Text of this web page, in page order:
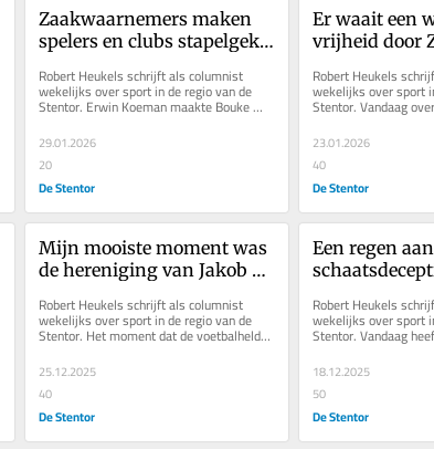
Zaakwaarnemers maken
spelers en clubs stapelgek
honger naar macht en geld
Robert Heukels schrijft als columnist
wekelijks over sport in de regio van de
Stentor. Erwin Koeman maakte Bouke
29.01.2026
20
De Stentor
Er waait een
vrijheid door
Vegt
Robert Heukels
wekelijks over sport
Stentor. Vandaag
Henry van der Vegt,
23.01.2026
40
De Stentor
Mijn mooiste moment was
de hereniging van Jakob
Robert Heukels schrijft als columnist
wekelijks over sport in de regio van de
Stentor. Het moment dat de voetbalhelden
25.12.2025
40
De Stentor
Een regen aan
ergens
Robert Heukels
wekelijks over sport
Stentor. Vandaag
belangrijkste bijzaak
18.12.2025
50
De Stentor